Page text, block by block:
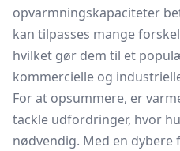
opvarmningskapaciteter
kan tilpasses mange
hvilket gør dem til et
kommercielle og
For at opsummere, er
tackle udfordringer, hvor
nødvendig. Med en dybere